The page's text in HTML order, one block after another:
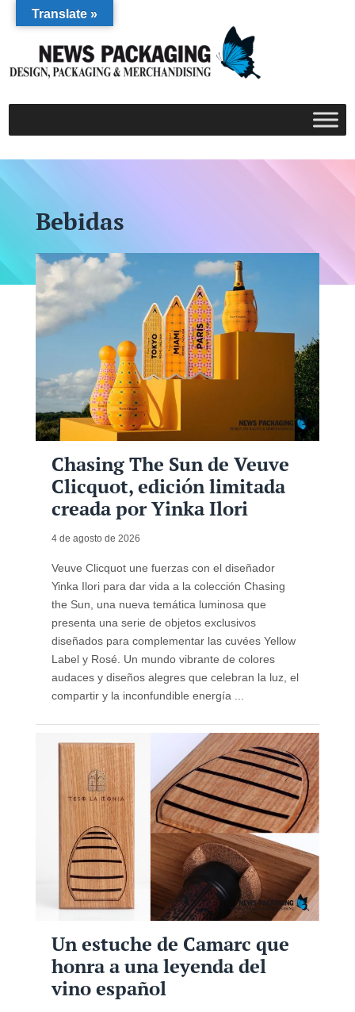
Bebidas
Chasing The Sun de Veuve
Clicquot, edición limitada
creada por Yinka Ilori
4 de agosto de 2026
Veuve Clicquot une fuerzas con el diseñador
Yinka Ilori para dar vida a la colección Chasing
the Sun, una nueva temática luminosa que
presenta una serie de objetos exclusivos
diseñados para complementar las cuvées Yellow
Label y Rosé. Un mundo vibrante de colores
audaces y diseños alegres que celebran la luz, el
compartir y la inconfundible energía ...
Un estuche de Camarc que
honra a una leyenda del
vino español
Translate »